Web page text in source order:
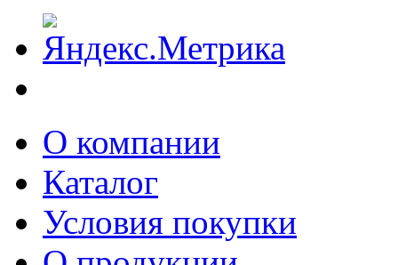
О компании
Каталог
Условия покупки